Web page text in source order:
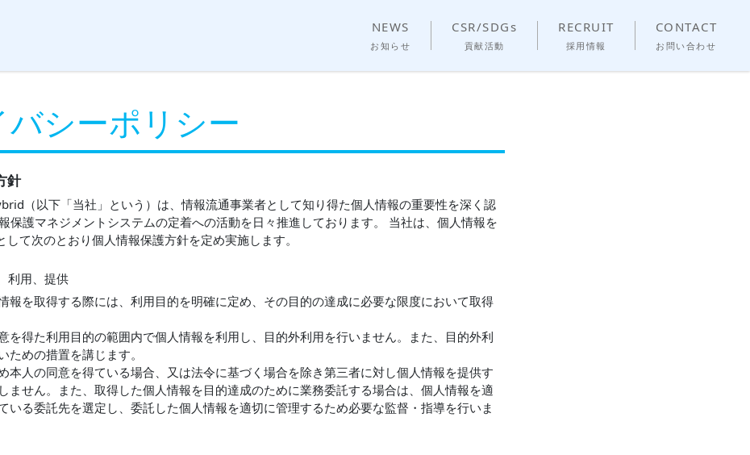
NEWS
お知らせ
CSR/SDGs
貢献活動
RECRUIT
採用情報
CONTACT
お問い合わせ
バシーポリシー
針
（以下「当社」という）は、情報流通事業者として知り得た個人情報の重要性を深く認
保護マネジメントシステムの定着への活動を日々推進しております。 当社は、個人情報を
して次のとおり個人情報保護方針を定め実施します。
利用、提供
報を取得する際には、利用目的を明確に定め、その目的の達成に必要な限度において取得
を得た利用目的の範囲内で個人情報を利用し、目的外利用を行いません。また、目的外利
ための措置を講じます。
本人の同意を得ている場合、又は法令に基づく場合を除き第三者に対し個人情報を提供す
ません。また、取得した個人情報を目的達成のために業務委託する場合は、個人情報を適
いる委託先を選定し、委託した個人情報を適切に管理するため必要な監督・指導を行いま